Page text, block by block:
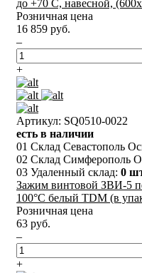
до +70 С, навесной,
Розничная цена
16 859 руб.
–
+
Артикул: SQ0510-0022
есть в наличии
01 Склад Севастополь
02 Склад Симферополь
03 Удаленный склад: 0
Зажим винтовой ЗВИ-5
100°С белый TDM (в
Розничная цена
63 руб.
–
+